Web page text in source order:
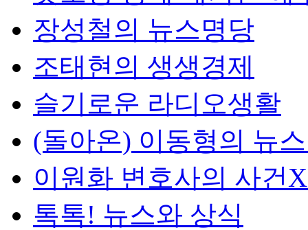
장성철의 뉴스명당
조태현의 생생경제
슬기로운 라디오생활
(돌아온) 이동형의 뉴
이원화 변호사의 사건
톡톡! 뉴스와 상식